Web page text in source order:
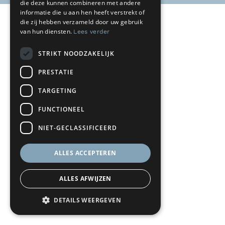
die deze kunnen combineren met andere
informatie die u aan hen heeft verstrekt of
die zij hebben verzameld door uw gebruik
van hun diensten. Lees verder
STRIKT NOODZAKELIJK
PRESTATIE
TARGETING
FUNCTIONEEL
NIET-GECLASSIFICEERD
ALLES ACCEPTEREN
ALLES AFWIJZEN
DETAILS WEERGEVEN